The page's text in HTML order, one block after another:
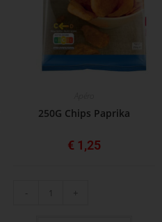
250G Chips Paprika
€ 1,25
- +